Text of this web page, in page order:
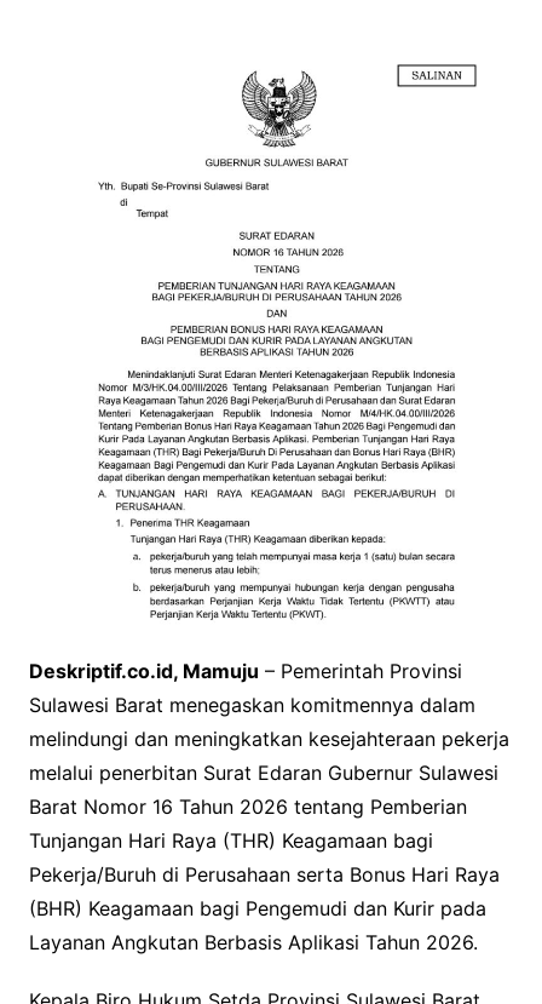
Deskriptif.co.id, Mamuju – Pemerintah Provinsi
Sulawesi Barat menegaskan komitmennya dalam
melindungi dan meningkatkan kesejahteraan pekerja
melalui penerbitan Surat Edaran Gubernur Sulawesi
Barat Nomor 16 Tahun 2026 tentang Pemberian
Tunjangan Hari Raya (THR) Keagamaan bagi
Pekerja/Buruh di Perusahaan serta Bonus Hari Raya
(BHR) Keagamaan bagi Pengemudi dan Kurir pada
Layanan Angkutan Berbasis Aplikasi Tahun 2026.